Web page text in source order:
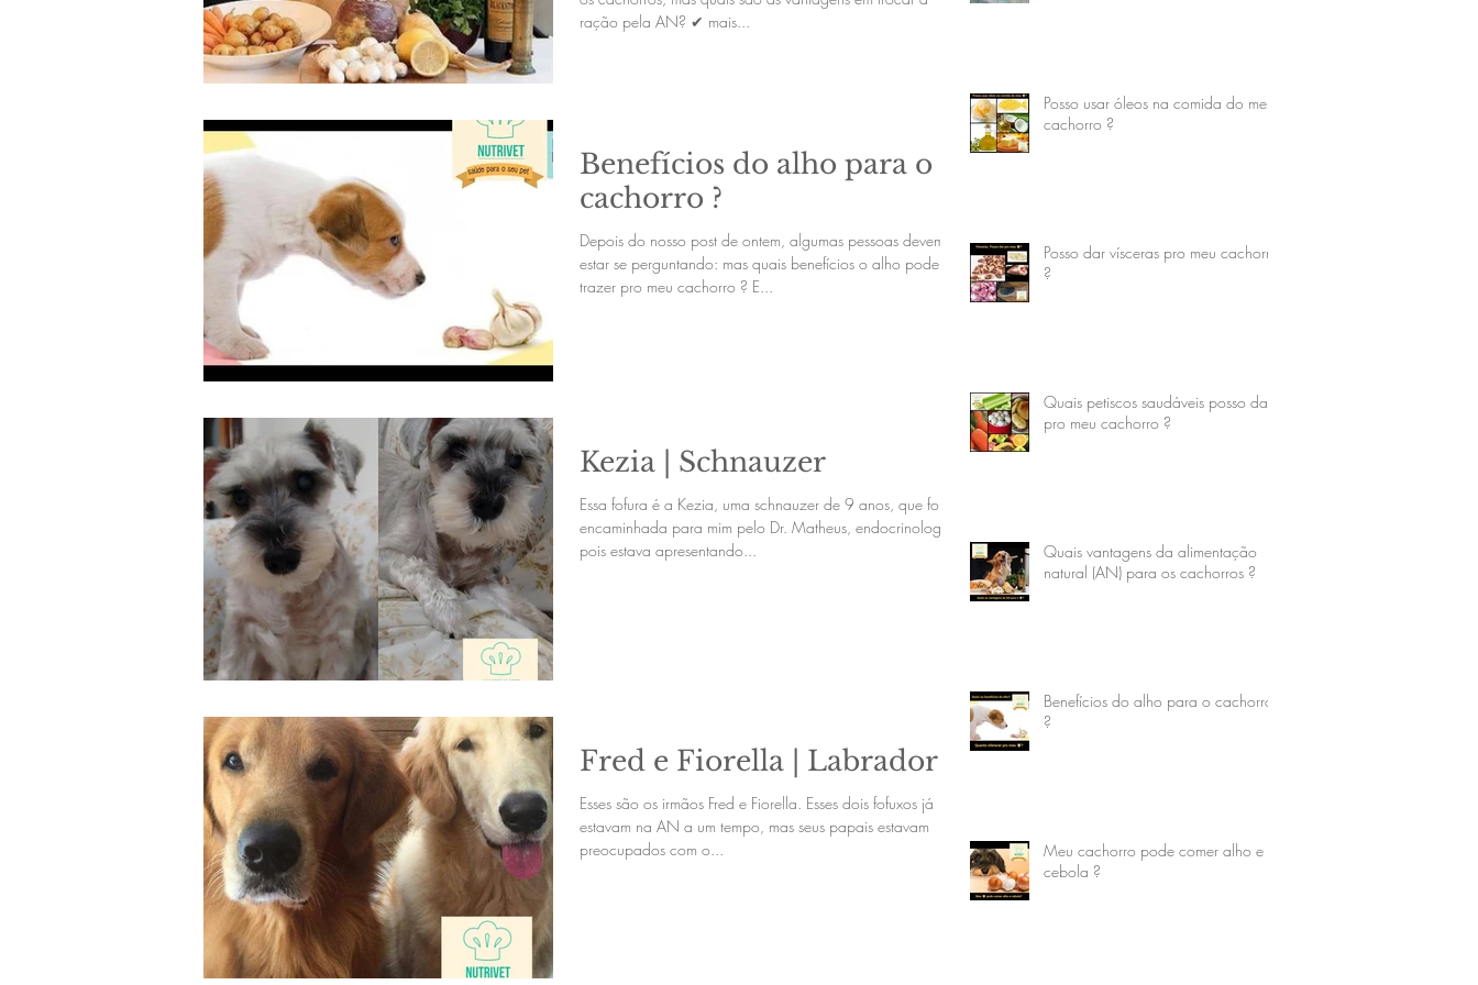
ração pela AN? ✔ mais...
Benefícios do alho para o
cachorro ?
Depois do nosso post de ontem, algumas pessoas devem
estar se perguntando: mas quais benefícios o alho pode
trazer pro meu cachorro ? E...
Kezia | Schnauzer
Essa fofura é a Kezia, uma schnauzer de 9 anos, que foi
encaminhada para mim pelo Dr. Matheus, endocrinologista,
pois estava apresentando...
Fred e Fiorella | Labrador
Esses são os irmãos Fred e Fiorella. Esses dois fofuxos já
estavam na AN a um tempo, mas seus papais estavam
preocupados com o...
Posso usar óleos na comida do meu
cachorro ?
Posso dar vísceras pro meu cachorro
?
Quais petiscos saudáveis posso dar
pro meu cachorro ?
Quais vantagens da alimentação
natural (AN) para os cachorros ?
Benefícios do alho para o cachorro
?
Meu cachorro pode comer alho e
cebola ?